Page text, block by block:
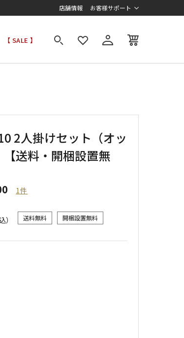
店舗情報 お客様サポート
【 SALE 】
2人掛けセット（オッ
【送料・開梱設置無
1件
） 送料無料 開梱設置無料